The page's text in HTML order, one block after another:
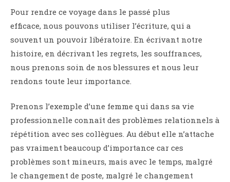
Pour rendre ce voyage dans le passé plus
efficace, nous pouvons utiliser l’écriture, qui a
souvent un pouvoir libératoire. En écrivant notre
histoire, en décrivant les regrets, les souffrances,
nous prenons soin de nos blessures et nous leur
rendons toute leur importance.
Prenons l’exemple d’une femme qui dans sa vie
professionnelle connaît des problèmes relationnels à
répétition avec ses collègues. Au début elle n’attache
pas vraiment beaucoup d’importance car ces
problèmes sont mineurs, mais avec le temps, malgré
le changement de poste, malgré le changement